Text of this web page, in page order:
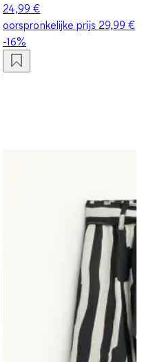
24,99 €
oorspronkelijke prijs 29,99 €
-16%